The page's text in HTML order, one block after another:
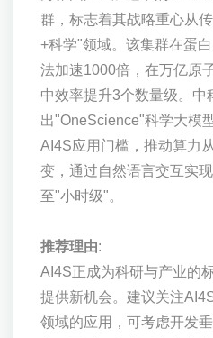
群，标志着其战略重心从
+科学"领域。该集群在蛋
法加速1000倍，在万亿原
中效率提升3个数量级。中
出"OneScience"科学大模
AI4S应用门槛，推动算力
变，通过自然语言交互实
至"小时级"。
推荐理由:
AI4S正成为科研与产业的
提供新机会。建议关注
领域的应用，可考虑开发